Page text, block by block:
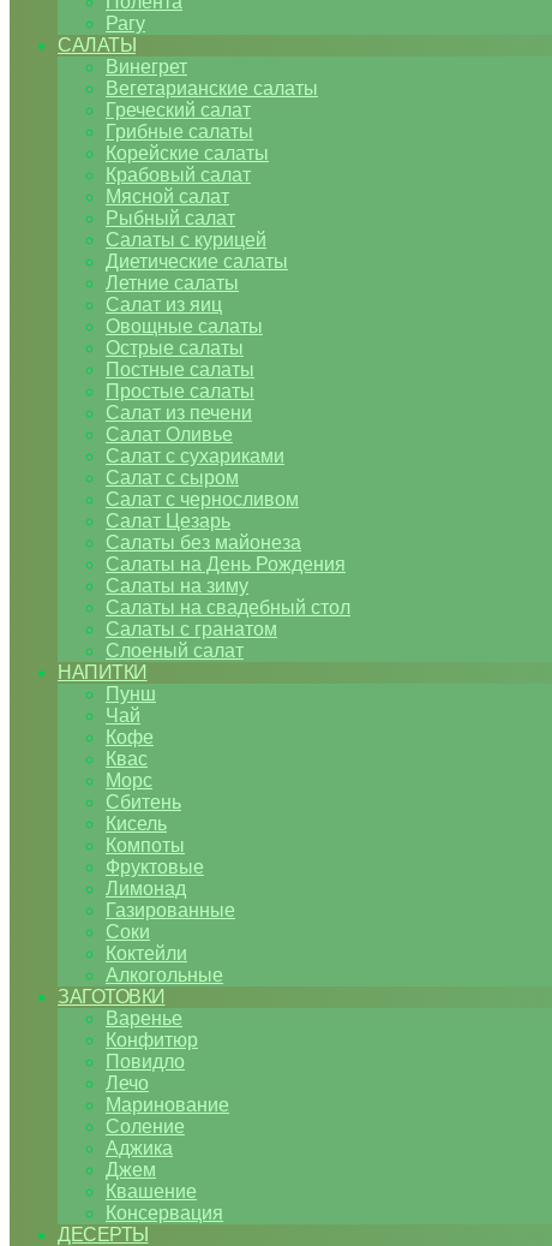
Рагу
САЛАТЫ
Винегрет
Вегетарианские салаты
Греческий салат
Грибные салаты
Корейские салаты
Крабовый салат
Мясной салат
Рыбный салат
Салаты с курицей
Диетические салаты
Летние салаты
Салат из яиц
Овощные салаты
Острые салаты
Постные салаты
Простые салаты
Салат из печени
Салат Оливье
Салат с сухариками
Салат с сыром
Салат с черносливом
Салат Цезарь
Салаты без майонеза
Салаты на День Рождения
Салаты на зиму
Салаты на свадебный стол
Салаты с гранатом
Слоеный салат
НАПИТКИ
Пунш
Чай
Кофе
Квас
Морс
Сбитень
Кисель
Компоты
Фруктовые
Лимонад
Газированные
Соки
Коктейли
Алкогольные
ЗАГОТОВКИ
Варенье
Конфитюр
Повидло
Лечо
Маринование
Соление
Аджика
Джем
Квашение
Консервация
ДЕСЕРТЫ